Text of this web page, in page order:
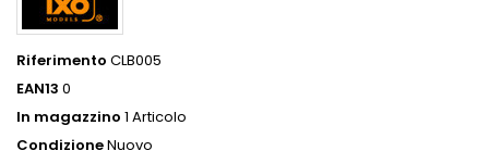
Riferimento CLB005
EAN13 0
In magazzino 1 Articolo
CondizioneNuovo